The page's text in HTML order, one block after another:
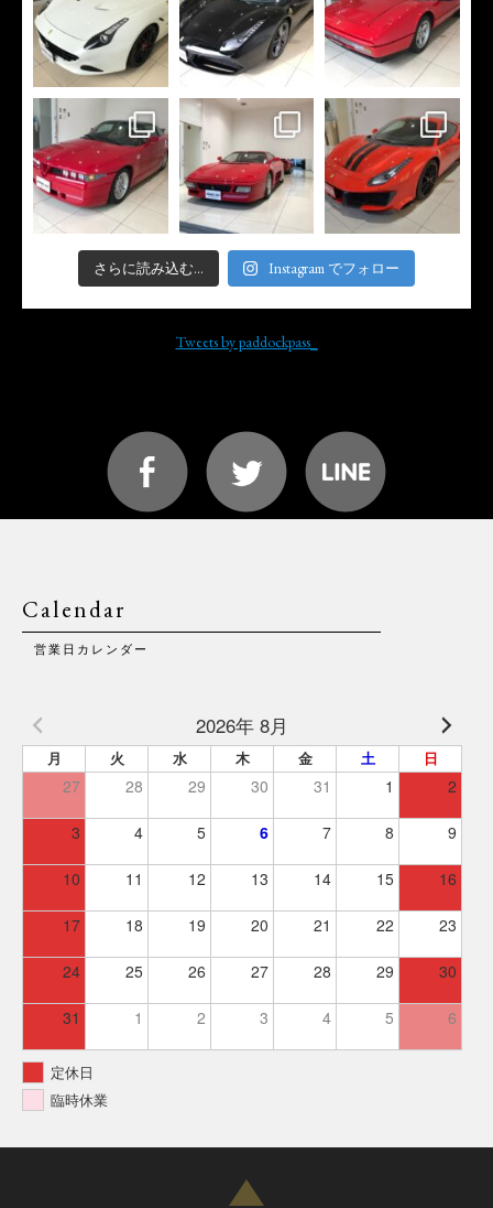
さらに読み込む... Instagram でフォロー
Tweets by paddockpass_
Calendar
営業日カレンダー
2026年 8月
月 火 水 木 金 土 日
27 28 29 30 31 1 2
3 4 5 6 7 8 9
10 11 12 13 14 15 16
17 18 19 20 21 22 23
24 25 26 27 28 29 30
31 1 2 3 4 5 6
定休日
臨時休業